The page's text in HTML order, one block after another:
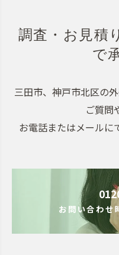
調査・お見積
で
三田市、神戸市北区の
ご質問
お電話またはメールに
お問い合わ